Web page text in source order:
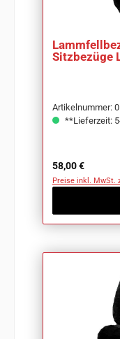
Sitzbezüge
Artikelnummer:
**Lieferzeit:
Regulärer Preis:
58,00 €
Preise inkl. MwSt.